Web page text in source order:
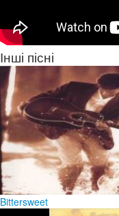
Інші пісні
Bittersweet